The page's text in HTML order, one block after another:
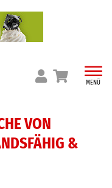
MENÜ
VON
&